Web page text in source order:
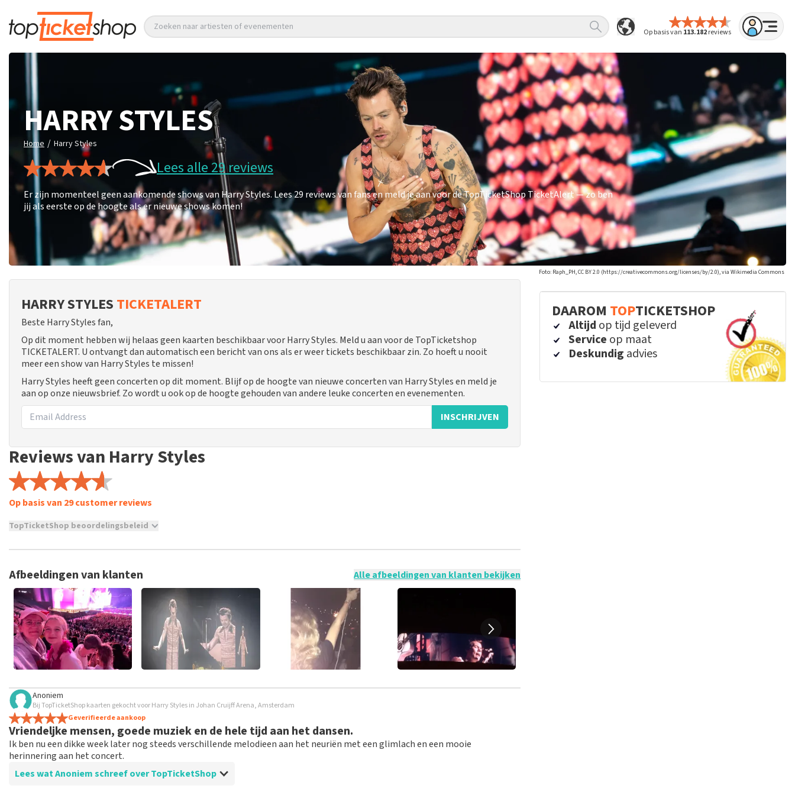
Op basis van 113.182reviews
Zoeken naar artiesten of evenementen
HARRY STYLES
Home / Harry Styles
Lees alle 29 reviews
Er zijn momenteel geen aankomende shows van Harry Styles. Lees 29 reviews van fans en meld je aan voor de TopTicketShop TicketAlert — zo ben
jij als eerste op de hoogte als er nieuwe shows komen!
Foto: Raph_PH, CC BY 2.0 (https://creativecommons.org/licenses/by/2.0), via Wikimedia Commons
HARRY STYLES TICKETALERT
Beste Harry Styles fan,
Op dit moment hebben wij helaas geen kaarten beschikbaar voor Harry Styles. Meld u aan voor de TopTicketshop
TICKETALERT. U ontvangt dan automatisch een bericht van ons als er weer tickets beschikbaar zin. Zo hoeft u nooit
meer een show van Harry Styles te missen!
Harry Styles heeft geen concerten op dit moment. Blijf op de hoogte van nieuwe concerten van Harry Styles en meld je
aan op onze nieuwsbrief. Zo wordt u ook op de hoogte gehouden van andere leuke concerten en evenementen.
INSCHRIJVEN
Reviews van Harry Styles
Op basis van 29 customer reviews
TopTicketShop beoordelingsbeleid
TopTicketShop verzamelt reviews van echte klanten. Het is niet mogelijk om een review achter te laten als je geen tickets
weken duren voordat een review wordt geplaatst.
Afbeeldingen van klanten Alle afbeeldingen van klanten bekijken
Anoniem
Bij TopTicketShop kaarten gekocht voor Harry Styles in Johan Cruijff Arena, Amsterdam
Geverifieerde aankoop
Vriendeljke mensen, goede muziek en de hele tijd aan het dansen.
Ik ben nu een dikke week later nog steeds verschillende melodieen aan het neuriën met een glimlach en een mooie
herinnering aan het concert.
Lees wat Anoniem schreef over TopTicketShop
DAAROM TOPTICKETSHOP
Altijd op tijd geleverd
Service op maat
Deskundig advies